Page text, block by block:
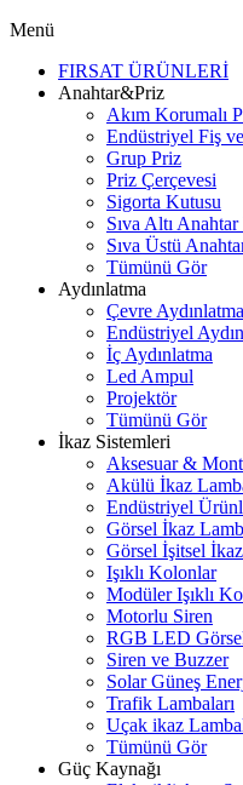
Menü
FIRSAT ÜRÜNLERİ
Anahtar&Priz
Akım Korumalı
Endüstriyel Fiş
Grup Priz
Priz Çerçevesi
Sigorta Kutusu
Sıva Altı
Sıva Üstü
Tümünü Gör
Aydınlatma
Çevre Aydınlatma
Endüstriyel
İç Aydınlatma
Led Ampul
Projektör
Tümünü Gör
İkaz Sistemleri
Aksesuar &
Akülü İkaz
Endüstriyel
Görsel İkaz
Görsel İşitsel
Işıklı Kolonlar
Modüler Işıklı
Motorlu Siren
RGB LED
Siren ve Buzzer
Solar Güneş
Trafik Lambaları
Uçak ikaz
Tümünü Gör
Güç Kaynağı